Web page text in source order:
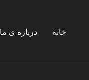
خانه درباره ی ما